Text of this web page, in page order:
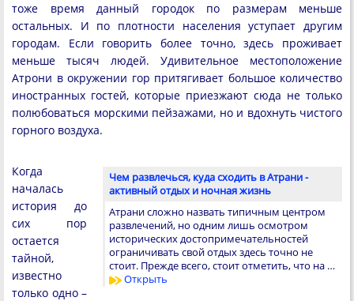
тоже время данный городок по размерам меньше
остальных. И по плотности населения уступает другим
городам. Если говорить более точно, здесь проживает
меньше тысяч людей. Удивительное местоположение
Атрони в окружении гор притягивает большое количество
иностранных гостей, которые приезжают сюда не только
полюбоваться морскими пейзажами, но и вдохнуть чистого
горного воздуха.
Чем развлечься, куда сходить в Атрани -
активный отдых и ночная жизнь
Атрани сложно назвать типичным центром
развлечений, но одним лишь осмотром
исторических достопримечательностей
ограничивать свой отдых здесь точно не
стоит. Прежде всего, стоит отметить, что на …
Открыть
Когда
началась
история до
сих пор
остается
тайной,
известно
только одно –